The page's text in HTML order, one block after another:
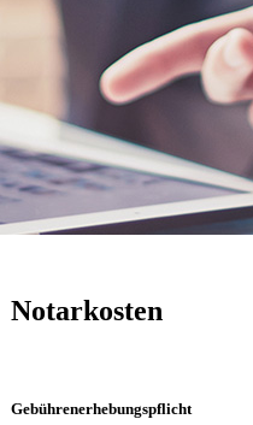
Notarkosten
Gebührenerhebungspflicht